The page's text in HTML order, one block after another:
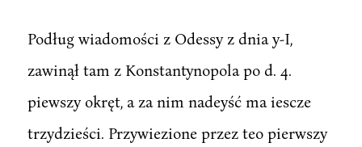
Podług wiadomości z Odessy z dnia y-I,
zawinął tam z Konstantynopola po d. 4.
piewszy okręt, a za nim nadeyść ma iescze
trzydzieści. Przywiezione przez teo pierwszy